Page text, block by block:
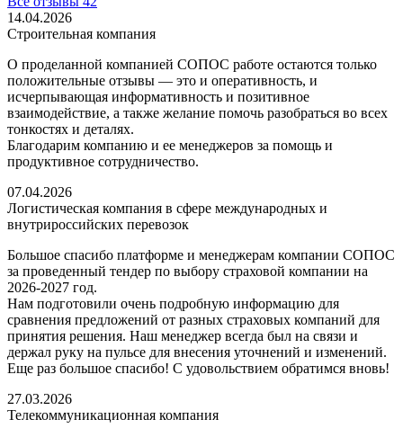
14.04.2026
Строительная компания
О проделанной компанией СОПОС работе остаются только
положительные отзывы — это и оперативность, и
исчерпывающая информативность и позитивное
взаимодействие, а также желание помочь разобраться во всех
тонкостях и деталях.
Благодарим компанию и ее менеджеров за помощь и
продуктивное сотрудничество.
07.04.2026
Логистическая компания в сфере международных и
внутрироссийских перевозок
Большое спасибо платформе и менеджерам компании СОПОС
за проведенный тендер по выбору страховой компании на
2026-2027 год.
Нам подготовили очень подробную информацию для
сравнения предложений от разных страховых компаний для
принятия решения. Наш менеджер всегда был на связи и
держал руку на пульсе для внесения уточнений и изменений.
Еще раз большое спасибо! С удовольствием обратимся вновь!
27.03.2026
Телекоммуникационная компания